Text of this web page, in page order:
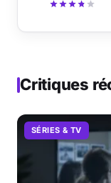
Critiques
SÉRIES & TV